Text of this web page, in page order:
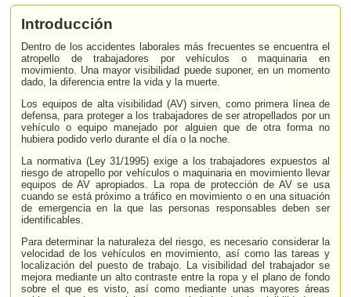
Introducción
Dentro de los accidentes laborales más frecuentes se encuentra el
atropello de trabajadores por vehículos o maquinaria en
movimiento. Una mayor visibilidad puede suponer, en un momento
dado, la diferencia entre la vida y la muerte.
Los equipos de alta visibilidad (AV) sirven, como primera línea de
defensa, para proteger a los trabajadores de ser atropellados por un
vehículo o equipo manejado por alguien que de otra forma no
hubiera podido verlo durante el día o la noche.
La normativa (Ley 31/1995) exige a los trabajadores expuestos al
riesgo de atropello por vehículos o maquinaria en movimiento llevar
equipos de AV apropiados. La ropa de protección de AV se usa
cuando se está próximo a tráfico en movimiento o en una situación
de emergencia en la que las personas responsables deben ser
identificables.
Para determinar la naturaleza del riesgo, es necesario considerar la
velocidad de los vehículos en movimiento, así como las tareas y
localización del puesto de trabajo. La visibilidad del trabajador se
mejora mediante un alto contraste entre la ropa y el plano de fondo
sobre el que es visto, así como mediante unas mayores áreas